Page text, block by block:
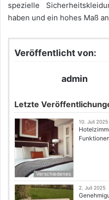
spezielle
haben und ein hohes Maß
Veröffentlicht von:
admin
Letzte
Verschiedenes
10. Juli 2025
2. Juli 2025